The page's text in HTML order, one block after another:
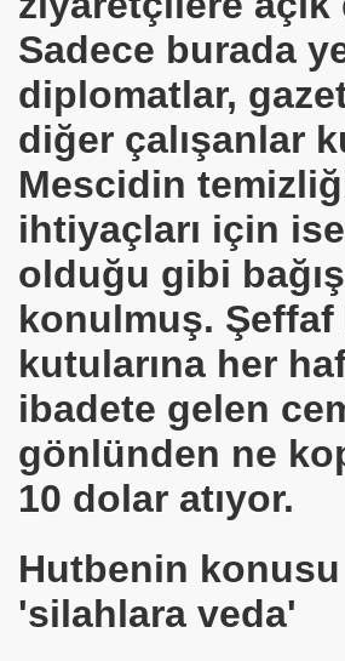
Sadece burada
diplomatlar,
diğer çalışanlar
Mescidin
ihtiyaçları için
olduğu gibi
konulmuş. Şeffaf
kutularına her
ibadete gelen
gönlünden ne
10 dolar atıyor.
Hutbenin
'silahlara veda'
ÜMMET